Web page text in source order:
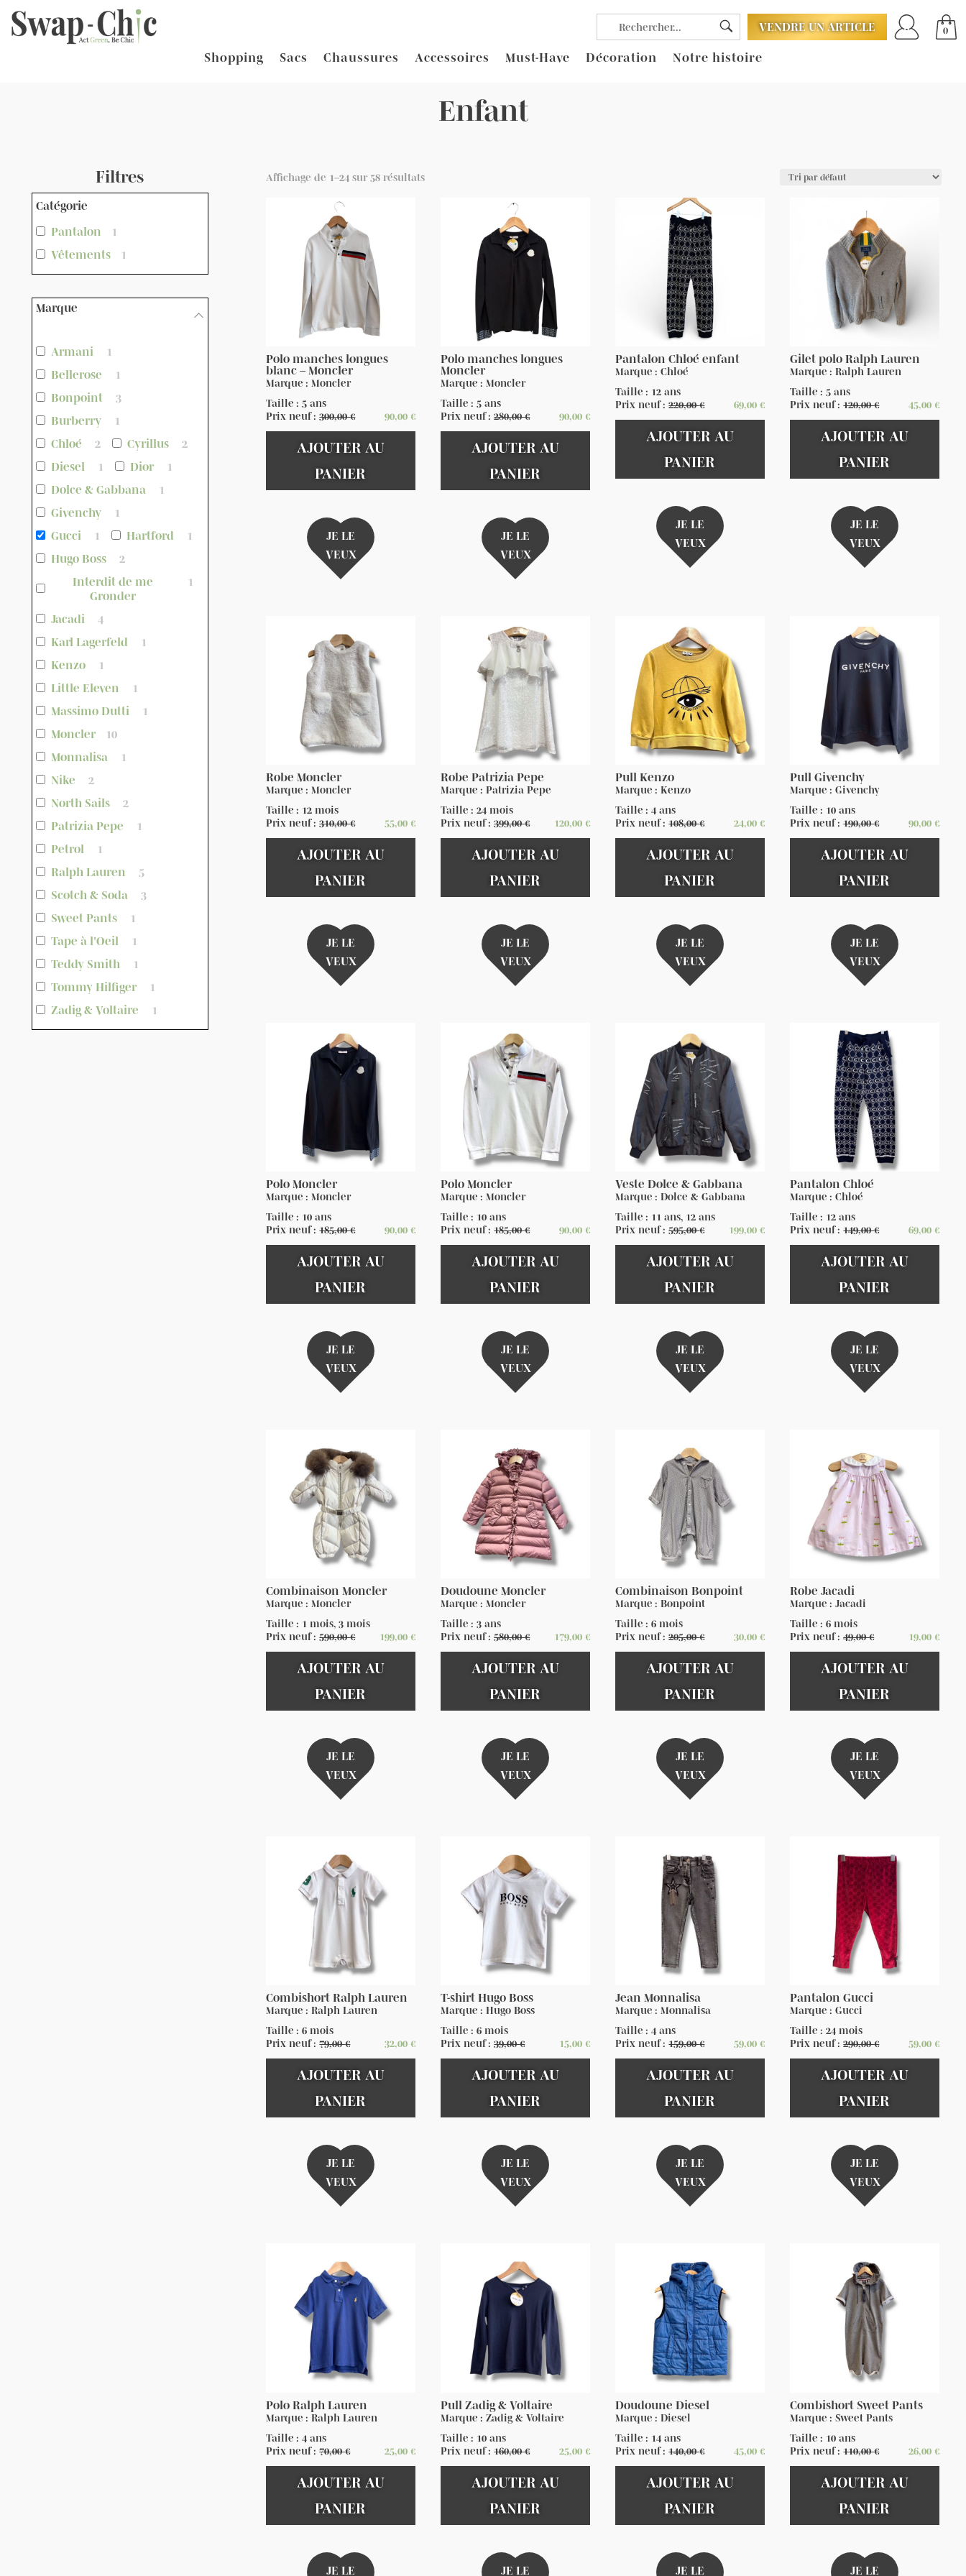
VENDRE UN ARTICLE 0
Shopping Sacs Chaussures Accessoires Must-Have Décoration Notre histoire
Enfant
Filtres
Catégorie
Pantalon
1
Vêtements
1
Marque
Armani
1
Bellerose
1
Bonpoint
3
Burberry
1
Chloé
2 Cyrillus
2
Diesel
1 Dior
1
Dolce & Gabbana
1
Givenchy
1
Gucci
1 Hartford
1
Hugo Boss
2
Interdit de me
Gronder
1
Jacadi
4
Karl Lagerfeld
1
Kenzo
1
Little Eleven
1
Massimo Dutti
1
Moncler
10
Monnalisa
1
Nike
2
North Sails
2
Patrizia Pepe
1
Petrol
1
Ralph Lauren
5
Scotch & Soda
3
Sweet Pants
1
Tape à l'Oeil
1
Teddy Smith
1
Tommy Hilfiger
1
Zadig & Voltaire
1
Affichage de 1–24 sur 58 résultats
Polo manches longues
blanc – Moncler
Marque : Moncler
Taille : 5 ans
Prix neuf :300,00€ 90,00 €
AJOUTER AU
PANIER
JE LE
VEUX
Polo manches longues
Moncler
Marque : Moncler
Taille : 5 ans
Prix neuf :280,00€ 90,00 €
AJOUTER AU
PANIER
JE LE
VEUX
Pantalon Chloé enfant
Marque : Chloé
Taille : 12 ans
Prix neuf :220,00€ 69,00 €
AJOUTER AU
PANIER
JE LE
VEUX
Gilet polo Ralph Lauren
Marque : Ralph Lauren
Taille : 5 ans
Prix neuf :120,00€ 45,00 €
AJOUTER AU
PANIER
JE LE
VEUX
Robe Moncler
Marque : Moncler
Taille : 12 mois
Prix neuf :310,00€ 55,00 €
AJOUTER AU
PANIER
JE LE
VEUX
Robe Patrizia Pepe
Marque : Patrizia Pepe
Taille : 24 mois
Prix neuf :399,00€ 120,00 €
AJOUTER AU
PANIER
JE LE
VEUX
Pull Kenzo
Marque : Kenzo
Taille : 4 ans
Prix neuf :108,00€ 24,00 €
AJOUTER AU
PANIER
JE LE
VEUX
Pull Givenchy
Marque : Givenchy
Taille : 10 ans
Prix neuf :190,00€ 90,00 €
AJOUTER AU
PANIER
JE LE
VEUX
Polo Moncler
Marque : Moncler
Taille : 10 ans
Prix neuf :185,00€ 90,00 €
AJOUTER AU
PANIER
JE LE
VEUX
Polo Moncler
Marque : Moncler
Taille : 10 ans
Prix neuf :185,00€ 90,00 €
AJOUTER AU
PANIER
JE LE
VEUX
Veste Dolce & Gabbana
Marque : Dolce & Gabbana
Taille : 11 ans, 12 ans
Prix neuf :595,00€ 199,00 €
AJOUTER AU
PANIER
JE LE
VEUX
Pantalon Chloé
Marque : Chloé
Taille : 12 ans
Prix neuf :149,00€ 69,00 €
AJOUTER AU
PANIER
JE LE
VEUX
Combinaison Moncler
Marque : Moncler
Taille : 1 mois, 3 mois
Prix neuf :590,00€ 199,00 €
AJOUTER AU
PANIER
JE LE
VEUX
Doudoune Moncler
Marque : Moncler
Taille : 3 ans
Prix neuf :580,00€ 179,00 €
AJOUTER AU
PANIER
JE LE
VEUX
Combinaison Bonpoint
Marque : Bonpoint
Taille : 6 mois
Prix neuf :205,00€ 30,00 €
AJOUTER AU
PANIER
JE LE
VEUX
Robe Jacadi
Marque : Jacadi
Taille : 6 mois
Prix neuf :49,00€ 19,00 €
AJOUTER AU
PANIER
JE LE
VEUX
Combishort Ralph Lauren
Marque : Ralph Lauren
Taille : 6 mois
Prix neuf :79,00€ 32,00 €
AJOUTER AU
PANIER
JE LE
VEUX
T-shirt Hugo Boss
Marque : Hugo Boss
Taille : 6 mois
Prix neuf :39,00€ 15,00 €
AJOUTER AU
PANIER
JE LE
VEUX
Jean Monnalisa
Marque : Monnalisa
Taille : 4 ans
Prix neuf :159,00€ 59,00 €
AJOUTER AU
PANIER
JE LE
VEUX
Pantalon Gucci
Marque : Gucci
Taille : 24 mois
Prix neuf :290,00€ 59,00 €
AJOUTER AU
PANIER
JE LE
VEUX
Polo Ralph Lauren
Marque : Ralph Lauren
Taille : 4 ans
Prix neuf :70,00€ 25,00 €
AJOUTER AU
PANIER
JE LE
Pull Zadig & Voltaire
Marque : Zadig & Voltaire
Taille : 10 ans
Prix neuf :160,00€ 25,00 €
AJOUTER AU
PANIER
JE LE
Doudoune Diesel
Marque : Diesel
Taille : 14 ans
Prix neuf :140,00€ 45,00 €
AJOUTER AU
PANIER
JE LE
Combishort Sweet Pants
Marque : Sweet Pants
Taille : 10 ans
Prix neuf :110,00€ 26,00 €
AJOUTER AU
PANIER
JE LE